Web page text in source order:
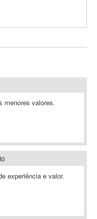
menores valores.
experiência e valor.